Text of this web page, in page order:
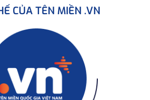
CỦA TÊN MIỀN .VN